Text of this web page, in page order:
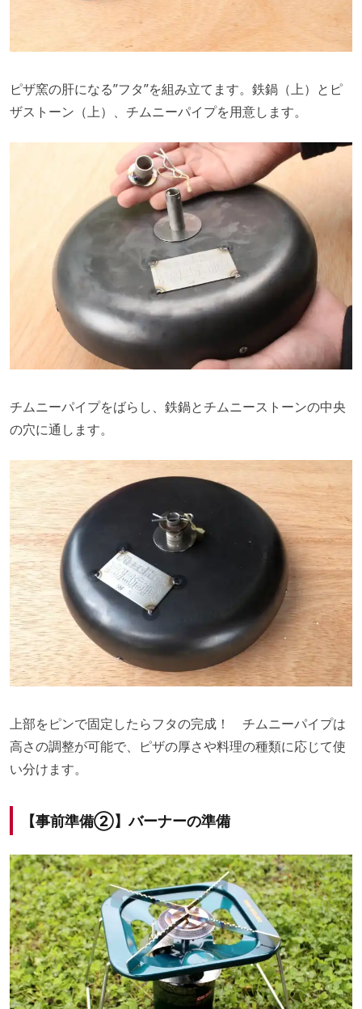
ピザ窯の肝になる”フタ”を組み立てます。鉄鍋（上）とピ
ザストーン（上）、チムニーパイプを用意します。
チムニーパイプをばらし、鉄鍋とチムニーストーンの中央
の穴に通します。
上部をピンで固定したらフタの完成！ チムニーパイプは
高さの調整が可能で、ピザの厚さや料理の種類に応じて使
い分けます。
【事前準備②】バーナーの準備